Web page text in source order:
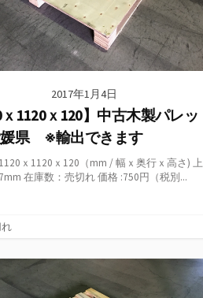
2017年1月4日
ｘ1120ｘ120】中古木製パレッ
媛県 ※輸出できます
ｘ1120ｘ120（mm / 幅ｘ奥行ｘ高さ) 上
在庫数：売切れ 価格 :750円（税別...